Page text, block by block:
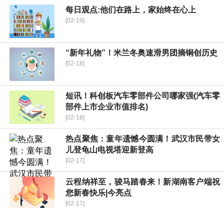
每日观点:他们在路上，家始终在心上
[02-19]
“新年礼物”！米兰冬奥速滑男团摘铜创历史
[02-18]
短讯！科创板汽车零部件公司哪家强(汽车零
部件上市企业市值排名)
[02-18]
热点聚焦：童年遗憾今圆满！武汉市民带女
儿登龟山电视塔迎新登高
[02-17]
云程纳祥至，骏马踏春来！新湖南客户端祝
您新春快乐|今亮点
[02-17]